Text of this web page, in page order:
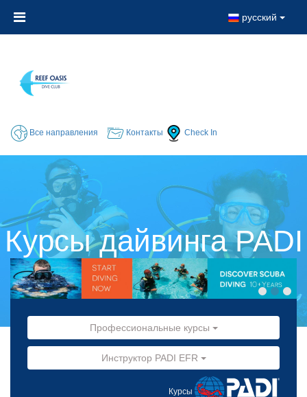
русский
Все направления Контакты Check In
Курсы дайвинга PADI
Профессиональные курсы
Инструктор PADI EFR
Курсы